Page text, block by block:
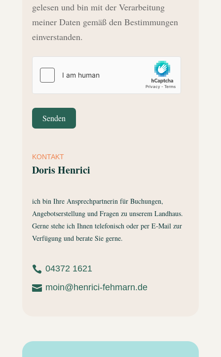
gelesen und bin mit der Verarbeitung
meiner Daten gemäß den Bestimmungen
einverstanden.
Senden
KONTAKT
Doris Henrici
ich bin Ihre Ansprechpartnerin für Buchungen,
Angebotserstellung und Fragen zu unserem Landhaus.
Gerne stehe ich Ihnen telefonisch oder per E-Mail zur
Verfügung und berate Sie gerne.
 04372 1621
 moin@henrici-fehmarn.de